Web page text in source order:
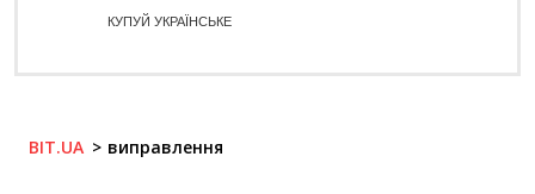
КУПУЙ УКРАЇНСЬКЕ
BIT.UA виправлення